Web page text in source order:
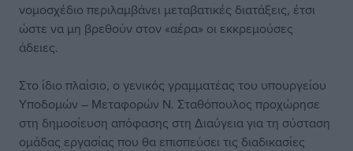
νομοσχέδιο περιλαμβάνει μεταβατικές διατάξεις, έτσι
ώστε να μη βρεθούν στον «αέρα» οι εκκρεμούσες
άδειες.
Στο ίδιο πλαίσιο, ο γενικός γραμματέας του υπουργείου
Υποδομών – Μεταφορών Ν. Σταθόπουλος προχώρησε
στη δημοσίευση απόφασης στη Διαύγεια για τη σύσταση
ομάδας εργασίας που θα επισπεύσει τις διαδικασίες